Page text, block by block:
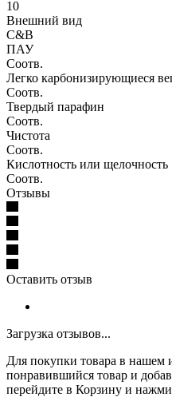
10
Внешний вид
C&B
ПАУ
Соотв.
Легко карбонизирующиеся
Соотв.
Твердый парафин
Соотв.
Чистота
Соотв.
Кислотность или щелочность
Соотв.
Отзывы
Оставить отзыв
Загрузка отзывов...
Для покупки товара в нашем
понравившийся товар и
перейдите в Корзину и